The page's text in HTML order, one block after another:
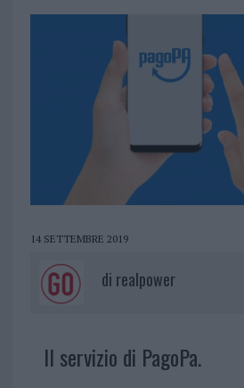
14 SETTEMBRE 2019
di realpower
Il servizio di PagoPa.